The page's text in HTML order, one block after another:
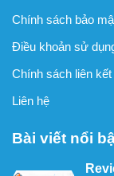
Chính sách bảo
Điều khoản sử
Chính sách liên kết
Liên hệ
Bài viết nổi